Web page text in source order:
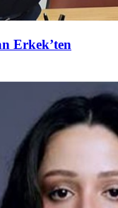
Erkek’ten